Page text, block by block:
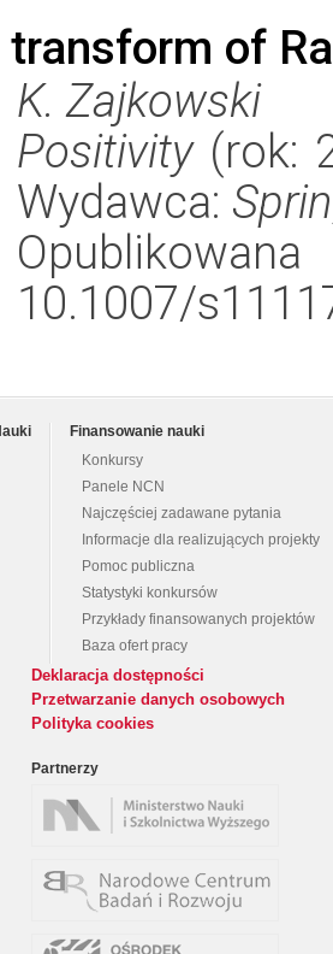
transform of
K. Zajkowski
Positivity(rok:
Wydawca:
Opublikowana
10.1007/
Finansowanie nauki
Konkursy
Panele NCN
Najczęściej zadawane pytania
Informacje dla realizujących projekty
Pomoc publiczna
Statystyki konkursów
Przykłady finansowanych projektów
Baza ofert pracy
Deklaracja dostępności
Przetwarzanie danych osobowych
Polityka cookies
Partnerzy